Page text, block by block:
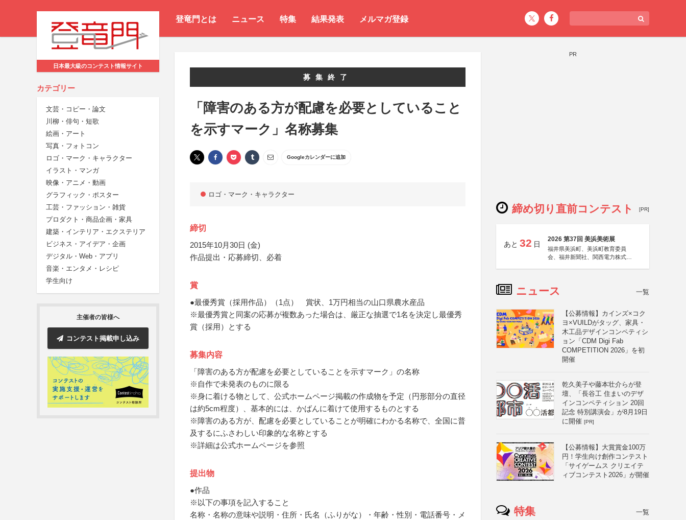
登竜門とは ニュース 特集 結果発表 メルマガ登録
日本最大級のコンテスト情報サイト
カテゴリー
文芸・コピー・論文
川柳・俳句・短歌
絵画・アート
写真・フォトコン
ロゴ・マーク・キャラクター
イラスト・マンガ
映像・アニメ・動画
グラフィック・ポスター
工芸・ファッション・雑貨
プロダクト・商品企画・家具
建築・インテリア・エクステリア
ビジネス・アイデア・企画
デジタル・Web・アプリ
音楽・エンタメ・レシピ
学生向け
主催者の皆様へ
コンテスト掲載申し込み
募集終了
「障害のある方が配慮を必要としていること
を示すマーク」名称募集
Googleカレンダーに追加
ロゴ・マーク・キャラクター
締切
2015年10月30日 (金)
作品提出・応募締切、必着
賞
●最優秀賞（採用作品）（1点） 賞状、1万円相当の山口県農水産品
※最優秀賞と同案の応募が複数あった場合は、厳正な抽選で1名を決定し最優秀
賞（採用）とする
募集内容
「障害のある方が配慮を必要としていることを示すマーク」の名称
※自作で未発表のものに限る
※身に着ける物として、公式ホームページ掲載の作成物を予定（円形部分の直径
は約5cm程度）、基本的には、かばんに着けて使用するものとする
※障害のある方が、配慮を必要としていることが明確にわかる名称で、全国に普
及するにふさわしい印象的な名称とする
※詳細は公式ホームページを参照
提出物
●作品
※以下の事項を記入すること
名称・名称の意味や説明・住所・氏名（ふりがな）・年齢・性別・電話番号・メ
PR
締め切り直前コンテスト [PR]
あと 32 日
2026 第37回 美浜美術展
福井県美浜町、美浜町教育委員
会、福井新聞社、関西電力株式会
ニュース 一覧
【公募情報】カインズ×コク
ヨ×VUILDがタッグ、家具・
木工品デザインコンペティシ
ョン「CDM Digi Fab
COMPETITION 2026」を初
開催
乾久美子や藤本壮介らが登
壇、「長谷工 住まいのデザ
インコンペティション 20回
記念 特別講演会」が8月19日
に開催 [PR]
【公募情報】大賞賞金100万
円！学生向け創作コンテスト
「サイゲームス クリエイテ
ィブコンテスト2026」が開催
特集 一覧